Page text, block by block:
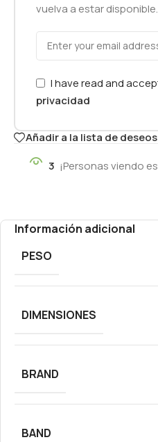
vuelva a estar disponible.
I have read and
privacidad
Añadir a la lista de deseos
3 ¡Personas viendo
Información adicional
PESO
DIMENSIONES
BRAND
BAND